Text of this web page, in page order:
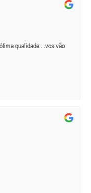
qualidade ...vcs vão